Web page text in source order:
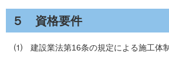
５ 資格要件
⑴ 建設業法第16条の規定による施工体